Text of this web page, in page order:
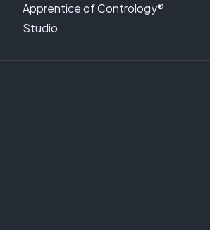
Apprentice of Contrology®
Studio